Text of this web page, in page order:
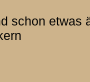
schon etwas